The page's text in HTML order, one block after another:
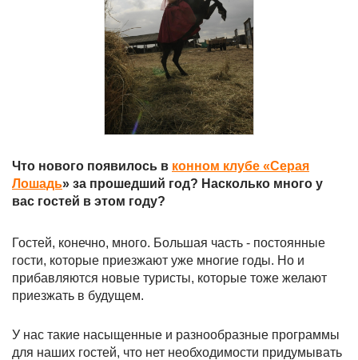
Что нового появилось в конном клубе «Серая
Лошадь» за прошедший год? Насколько много у
вас гостей в этом году?
Гостей, конечно, много. Большая часть - постоянные
гости, которые приезжают уже многие годы. Но и
прибавляются новые туристы, которые тоже желают
приезжать в будущем.
У нас такие насыщенные и разнообразные программы
для наших гостей, что нет необходимости придумывать